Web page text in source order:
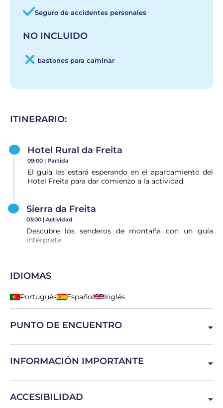
Seguro de accidentes personales
NO INCLUIDO
bastones para caminar
ITINERARIO:
Hotel Rural da Freita
09:00 | Partida
El guía les estará esperando en el aparcamiento del
Hotel Freita para dar comienzo a la actividad.
Sierra da Freita
03:00 | Actividad
Descubre los senderos de montaña con un guía
intérprete.
IDIOMAS
Portugués Español Inglés
PUNTO DE ENCUENTRO
Arouca, 4540-013, Portugal
INFORMACIÓN IMPORTANTE
cómodo para caminar y ropa deportiva;
ACCESIBILIDAD